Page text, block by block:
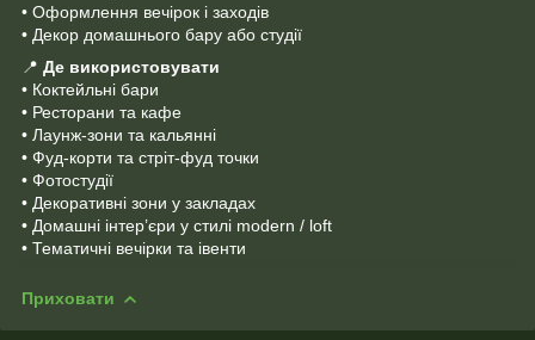
• Оформлення вечірок і заходів
• Декор домашнього бару або студії
📍 Де використовувати
• Коктейльні бари
• Ресторани та кафе
• Лаунж-зони та кальянні
• Фуд-корти та стріт-фуд точки
• Фотостудії
• Декоративні зони у закладах
• Домашні інтер’єри у стилі modern / loft
• Тематичні вечірки та івенти
Приховати